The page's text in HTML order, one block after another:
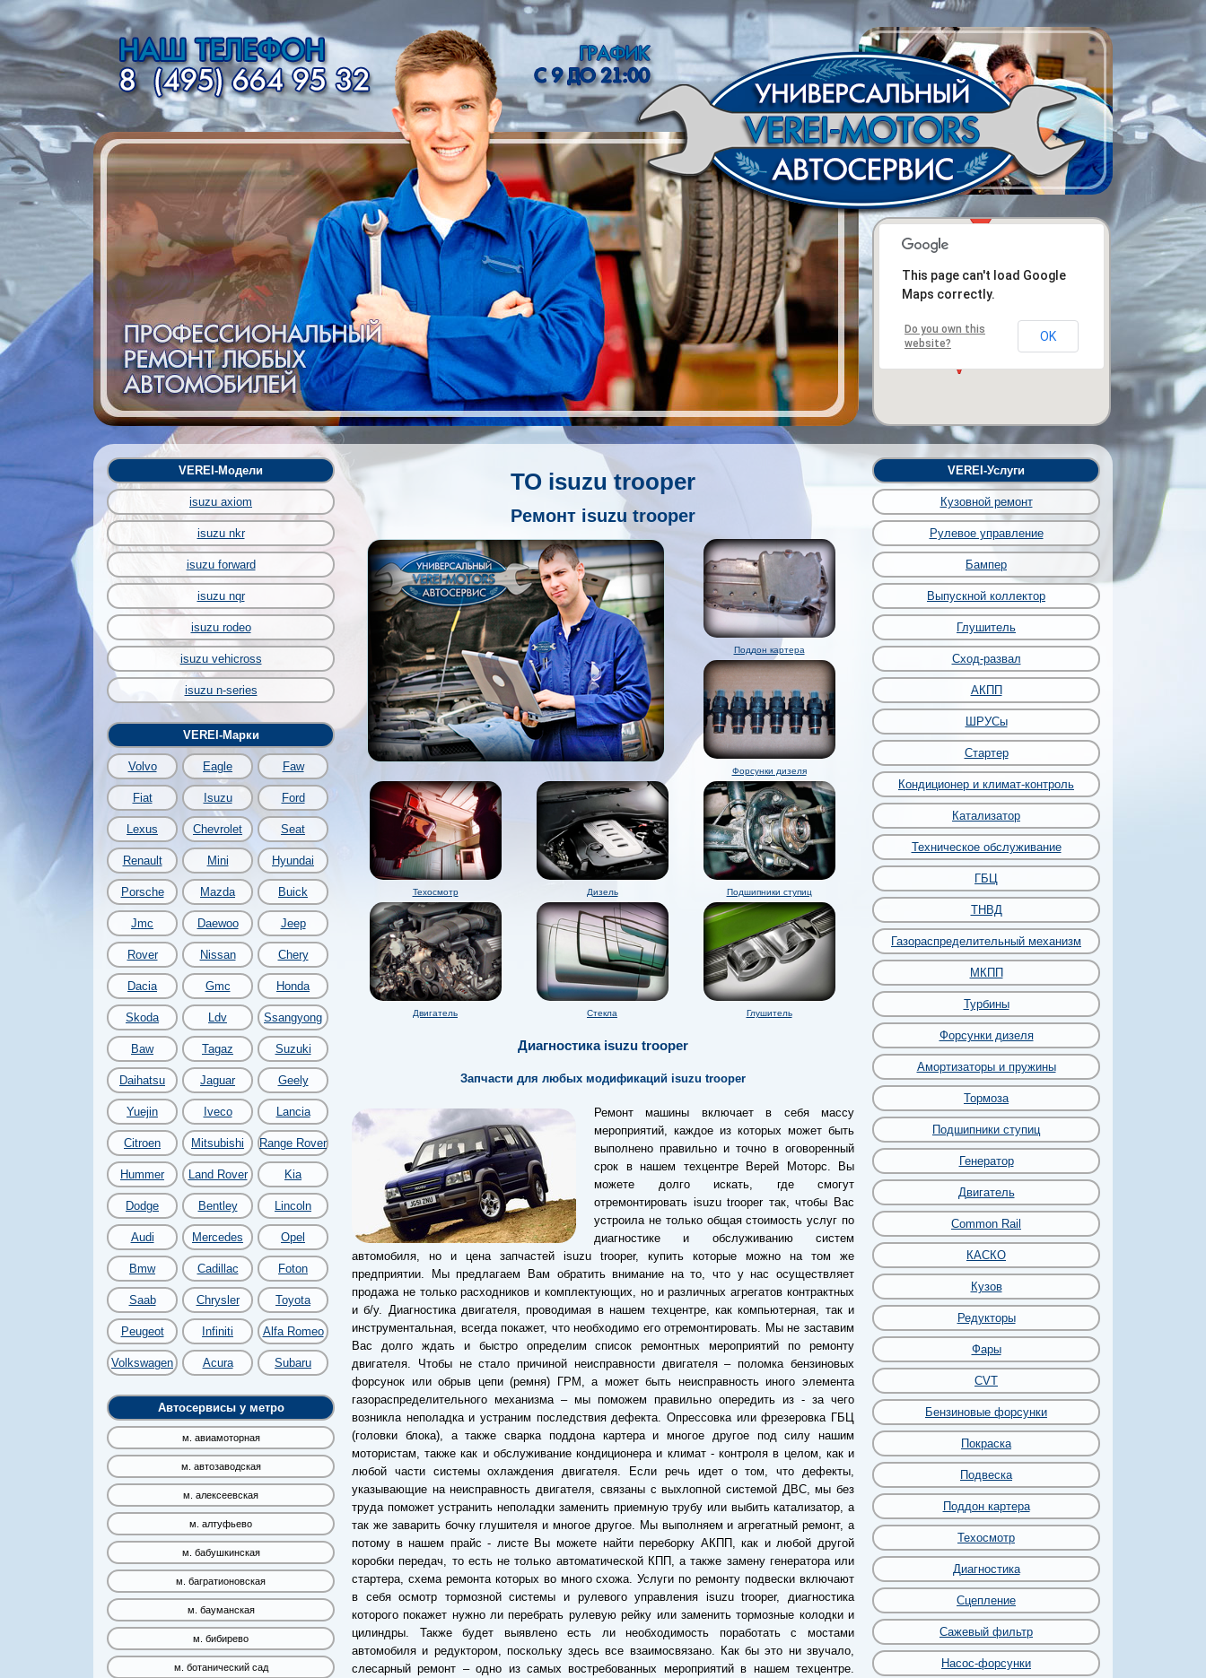
This page can't load Google
Maps correctly.
Do you own this
website?
OK
VEREI-Модели
isuzu axiom
isuzu nkr
isuzu forward
isuzu nqr
isuzu rodeo
isuzu vehicross
isuzu n-series
VEREI-Марки
Volvo Eagle Faw
Fiat Isuzu Ford
Lexus Chevrolet Seat
Renault Mini Hyundai
Porsche Mazda Buick
Jmc Daewoo Jeep
Rover Nissan Chery
Dacia Gmc Honda
Skoda Ldv Ssangyong
Baw Tagaz Suzuki
Daihatsu Jaguar Geely
Yuejin Iveco Lancia
Citroen Mitsubishi Range Rover
Hummer Land Rover Kia
Dodge Bentley Lincoln
Audi Mercedes Opel
Bmw Cadillac Foton
Saab Chrysler Toyota
Peugeot Infiniti Alfa Romeo
Volkswagen Acura Subaru
Автосервисы у метро
м. авиамоторная
м. автозаводская
м. алексеевская
м. алтуфьево
м. бабушкинская
м. багратионовская
м. бауманская
м. бибирево
м. ботанический сад
ТО isuzu trooper
Ремонт isuzu trooper
Поддон картера
Форсунки дизеля
Техосмотр Дизель Подшипники ступиц
Двигатель Стекла Глушитель
Диагностика isuzu trooper
Запчасти для любых модификаций isuzu trooper
Ремонт машины включает в себя массу
мероприятий, каждое из которых может быть
выполнено правильно и точно в оговоренный
срок в нашем техцентре Верей Моторс. Вы
можете долго искать, где смогут
отремонтировать isuzu trooper так, чтобы Вас
устроила не только общая стоимость услуг по
диагностике и обслуживанию систем
автомобиля, но и цена запчастей isuzu trooper, купить которые можно на том же
предприятии. Мы предлагаем Вам обратить внимание на то, что у нас осуществляет
продажа не только расходников и комплектующих, но и различных агрегатов контрактных
и б/у. Диагностика двигателя, проводимая в нашем техцентре, как компьютерная, так и
инструментальная, всегда покажет, что необходимо его отремонтировать. Мы не заставим
Вас долго ждать и быстро определим список ремонтных мероприятий по ремонту
двигателя. Чтобы не стало причиной неисправности двигателя – поломка бензиновых
форсунок или обрыв цепи (ремня) ГРМ, а может быть неисправность иного элемента
газораспределительного механизма – мы поможем правильно опередить из - за чего
возникла неполадка и устраним последствия дефекта. Опрессовка или фрезеровка ГБЦ
(головки блока), а также сварка поддона картера и многое другое под силу нашим
мотористам, также как и обслуживание кондиционера и климат - контроля в целом, как и
любой части системы охлаждения двигателя. Если речь идет о том, что дефекты,
указывающие на неисправность двигателя, связаны с выхлопной системой ДВС, мы без
труда поможет устранить неполадки заменить приемную трубу или выбить катализатор, а
так же заварить бочку глушителя и многое другое. Мы выполняем и агрегатный ремонт, а
потому в нашем прайс - листе Вы можете найти переборку АКПП, как и любой другой
коробки передач, то есть не только автоматической КПП, а также замену генератора или
стартера, схема ремонта которых во много схожа. Услуги по ремонту подвески включают
в себя осмотр тормозной системы и рулевого управления isuzu trooper, диагностика
которого покажет нужно ли перебрать рулевую рейку или заменить тормозные колодки и
цилиндры. Также будет выявлено есть ли необходимость поработать с мостами
автомобиля и редуктором, поскольку здесь все взаимосвязано. Как бы это ни звучало,
слесарный ремонт – одно из самых востребованных мероприятий в нашем техцентре.
VEREI-Услуги
Кузовной ремонт
Рулевое управление
Бампер
Выпускной коллектор
Глушитель
Сход-развал
АКПП
ШРУСы
Стартер
Кондиционер и климат-контроль
Катализатор
Техническое обслуживание
ГБЦ
ТНВД
Газораспределительный механизм
МКПП
Турбины
Форсунки дизеля
Амортизаторы и пружины
Тормоза
Подшипники ступиц
Генератор
Двигатель
Common Rail
КАСКО
Кузов
Редукторы
Фары
CVT
Бензиновые форсунки
Покраска
Подвеска
Поддон картера
Техосмотр
Диагностика
Сцепление
Сажевый фильтр
Насос-форсунки